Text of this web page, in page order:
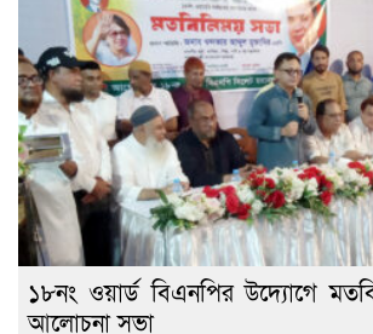
১৮নং ওয়ার্ড বিএনপির উদ্যোগে
আলোচনা সভা